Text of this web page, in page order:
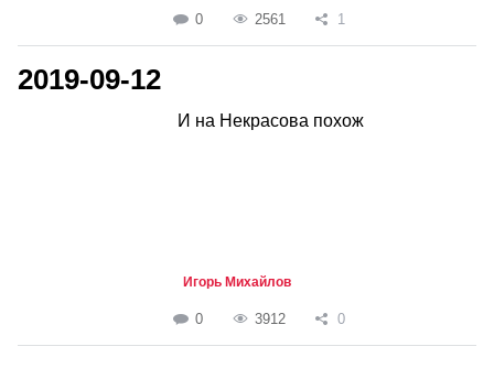
0 2561 1
2019-09-12
И на Некрасова похож
Игорь Михайлов
0 3912 0